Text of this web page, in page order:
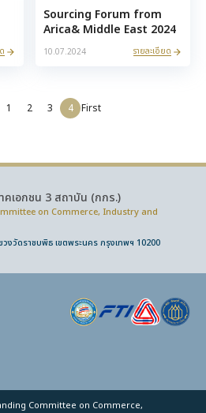
Sourcing Forum from
Arica& Middle East 2024
10.07.2024 รายละเอียด
1 2 3 4 First
เอกชน 3 สถาบัน (กกร.)
on Commerce, Industry and
งวัดราชบพิธ เขตพระนคร กรุงเทพฯ 10200
Committee on Commerce,